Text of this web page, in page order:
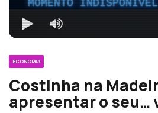
MOMENTO INDISPONÍVEL
ECONOMIA
Costinha na
apresentar o seu…